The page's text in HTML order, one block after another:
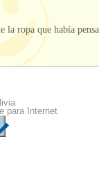
la ropa que había
para Internet